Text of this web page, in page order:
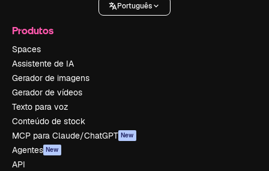
Português
Produtos
Spaces
Assistente de IA
Gerador de imagens
Gerador de vídeos
Texto para voz
Conteúdo de stock
MCP para Claude/ChatGPT New
Agentes New
API